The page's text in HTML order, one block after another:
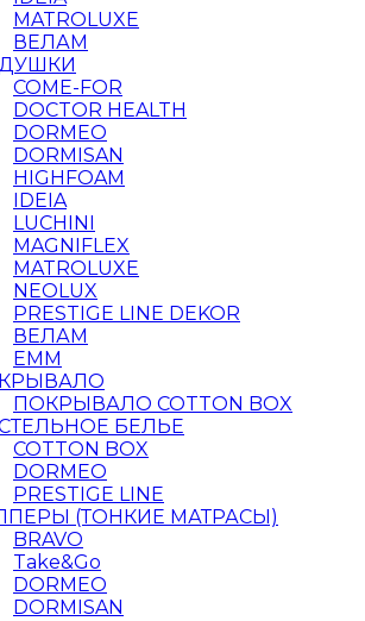
MATROLUXE
ВЕЛАМ
COME-FOR
DOCTOR HEALTH
DORMEO
DORMISAN
HIGHFOAM
IDEIA
LUCHINI
MAGNIFLEX
MATROLUXE
NEOLUX
PRESTIGE LINE DEKOR
ВЕЛАМ
ЕММ
ПОКРЫВАЛО COTTON BOX
БЕЛЬЕ
COTTON BOX
DORMEO
PRESTIGE LINE
(ТОНКИЕ МАТРАСЫ)
BRAVO
Take&Go
DORMEO
DORMISAN